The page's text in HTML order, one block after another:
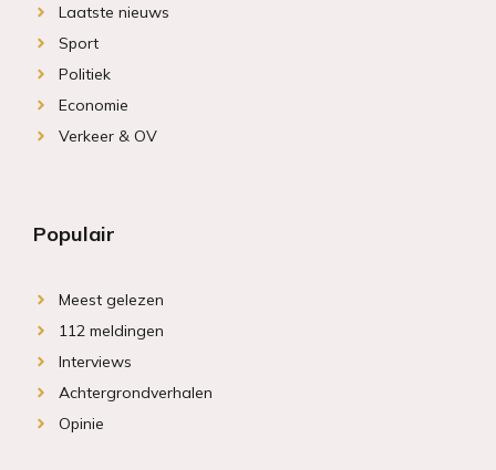
Laatste nieuws
Sport
Politiek
Economie
Verkeer & OV
Populair
Meest gelezen
112 meldingen
Interviews
Achtergrondverhalen
Opinie